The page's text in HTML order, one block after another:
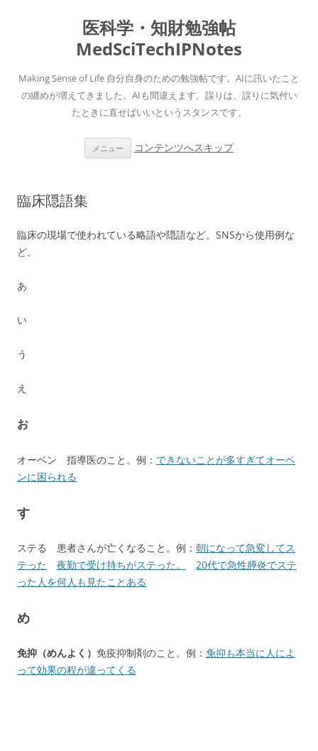
医科学・知財勉強帖
MedSciTechIPNotes
Making Sense of Life 自分自身のための勉強帖です。AIに訊いたこと
の纏めが増えてきました。AIも間違えます。誤りは、誤りに気付い
たときに直せばいいというスタンスです。
メニュー コンテンツへスキップ
臨床隠語集
臨床の現場で使われている略語や隠語など。SNSから使用例な
ど。
あ
い
う
え
お
オーベン 指導医のこと。例： できないことが多すぎてオーベ
ンに困られる
す
ステる 患者さんが亡くなること。例： 朝になって急変してス
テった
夜勤で受け持ちがステった。
20代で急性膵炎でステ
った人を何人も見たことある
め
免抑（めんよく） 免疫抑制剤のこと。例： 免抑も本当に人によ
って効果の程が違ってくる